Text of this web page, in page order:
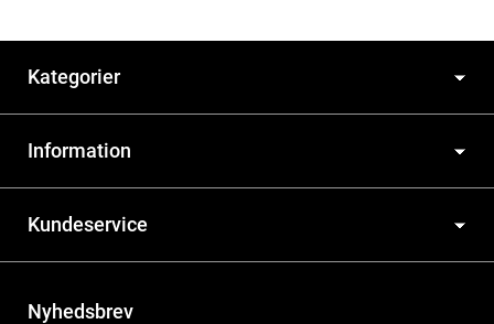
Kategorier
Information
Kundeservice
Nyhedsbrev